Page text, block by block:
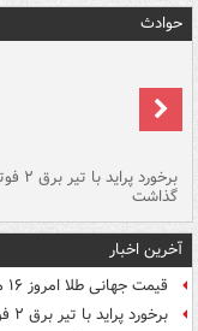
حوادث
گذاشت
آخرین اخبار
قیمت جهانی طلا امروز ۱۶ مرداد
برخورد پراید با تیر برق ۲ فوتی بر جای گذاشت